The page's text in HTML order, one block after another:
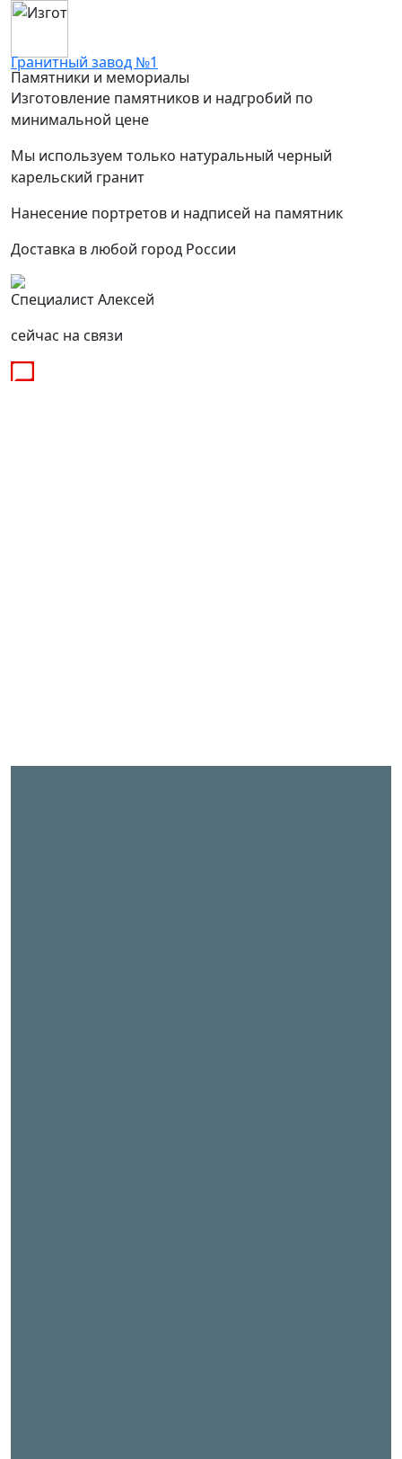
Гранитный завод №1
Памятники и мемориалы
Изготовление памятников и надгробий по
минимальной цене
Мы используем только натуральный черный
карельский гранит
Нанесение портретов и надписей на памятник
Доставка в любой город России
Специалист Алексей
сейчас на связи